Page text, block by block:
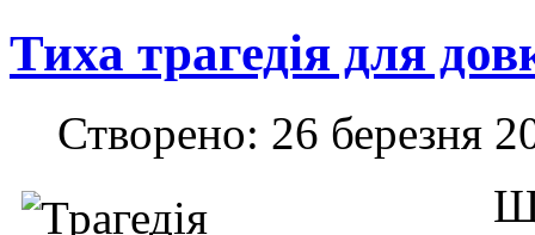
Тиха трагедія для
Створено: 26 березня